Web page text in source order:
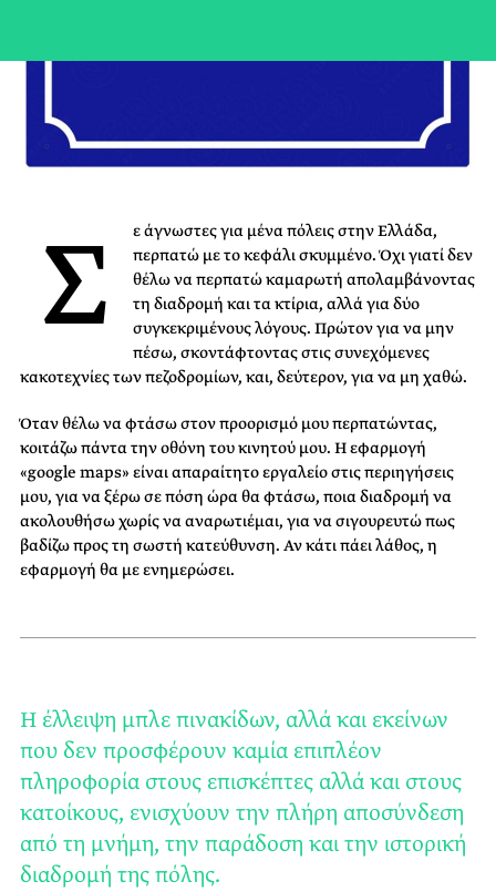
Σ
ε άγνωστες για μένα πόλεις στην Ελλάδα,
περπατώ με το κεφάλι σκυμμένο. Όχι γιατί δεν
θέλω να περπατώ καμαρωτή απολαμβάνοντας
τη διαδρομή και τα κτίρια, αλλά για δύο
συγκεκριμένους λόγους. Πρώτον για να μην
πέσω, σκοντάφτοντας στις συνεχόμενες
κακοτεχνίες των πεζοδρομίων, και, δεύτερον, για να μη χαθώ.
Όταν θέλω να φτάσω στον προορισμό μου περπατώντας,
κοιτάζω πάντα την οθόνη του κινητού μου. Η εφαρμογή
«google maps» είναι απαραίτητο εργαλείο στις περιηγήσεις
μου, για να ξέρω σε πόση ώρα θα φτάσω, ποια διαδρομή να
ακολουθήσω χωρίς να αναρωτιέμαι, για να σιγουρευτώ πως
βαδίζω προς τη σωστή κατεύθυνση. Αν κάτι πάει λάθος, η
εφαρμογή θα με ενημερώσει.
Η έλλειψη μπλε πινακίδων, αλλά και εκείνων
που δεν προσφέρουν καμία επιπλέον
πληροφορία στους επισκέπτες αλλά και στους
κατοίκους, ενισχύουν την πλήρη αποσύνδεση
από τη μνήμη, την παράδοση και την ιστορική
διαδρομή της πόλης.